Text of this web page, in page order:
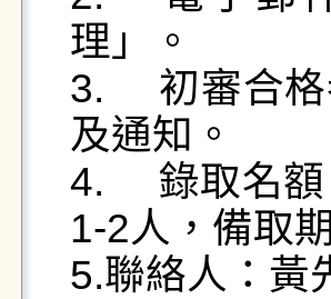
理」。
3.	初審合格者，擇優通知面試，不合格者恕不退件
及通知。
4.	錄取名額：正取1名，試用期間2個月，酌增備取
1-2人，備取
5.聯絡人：黃